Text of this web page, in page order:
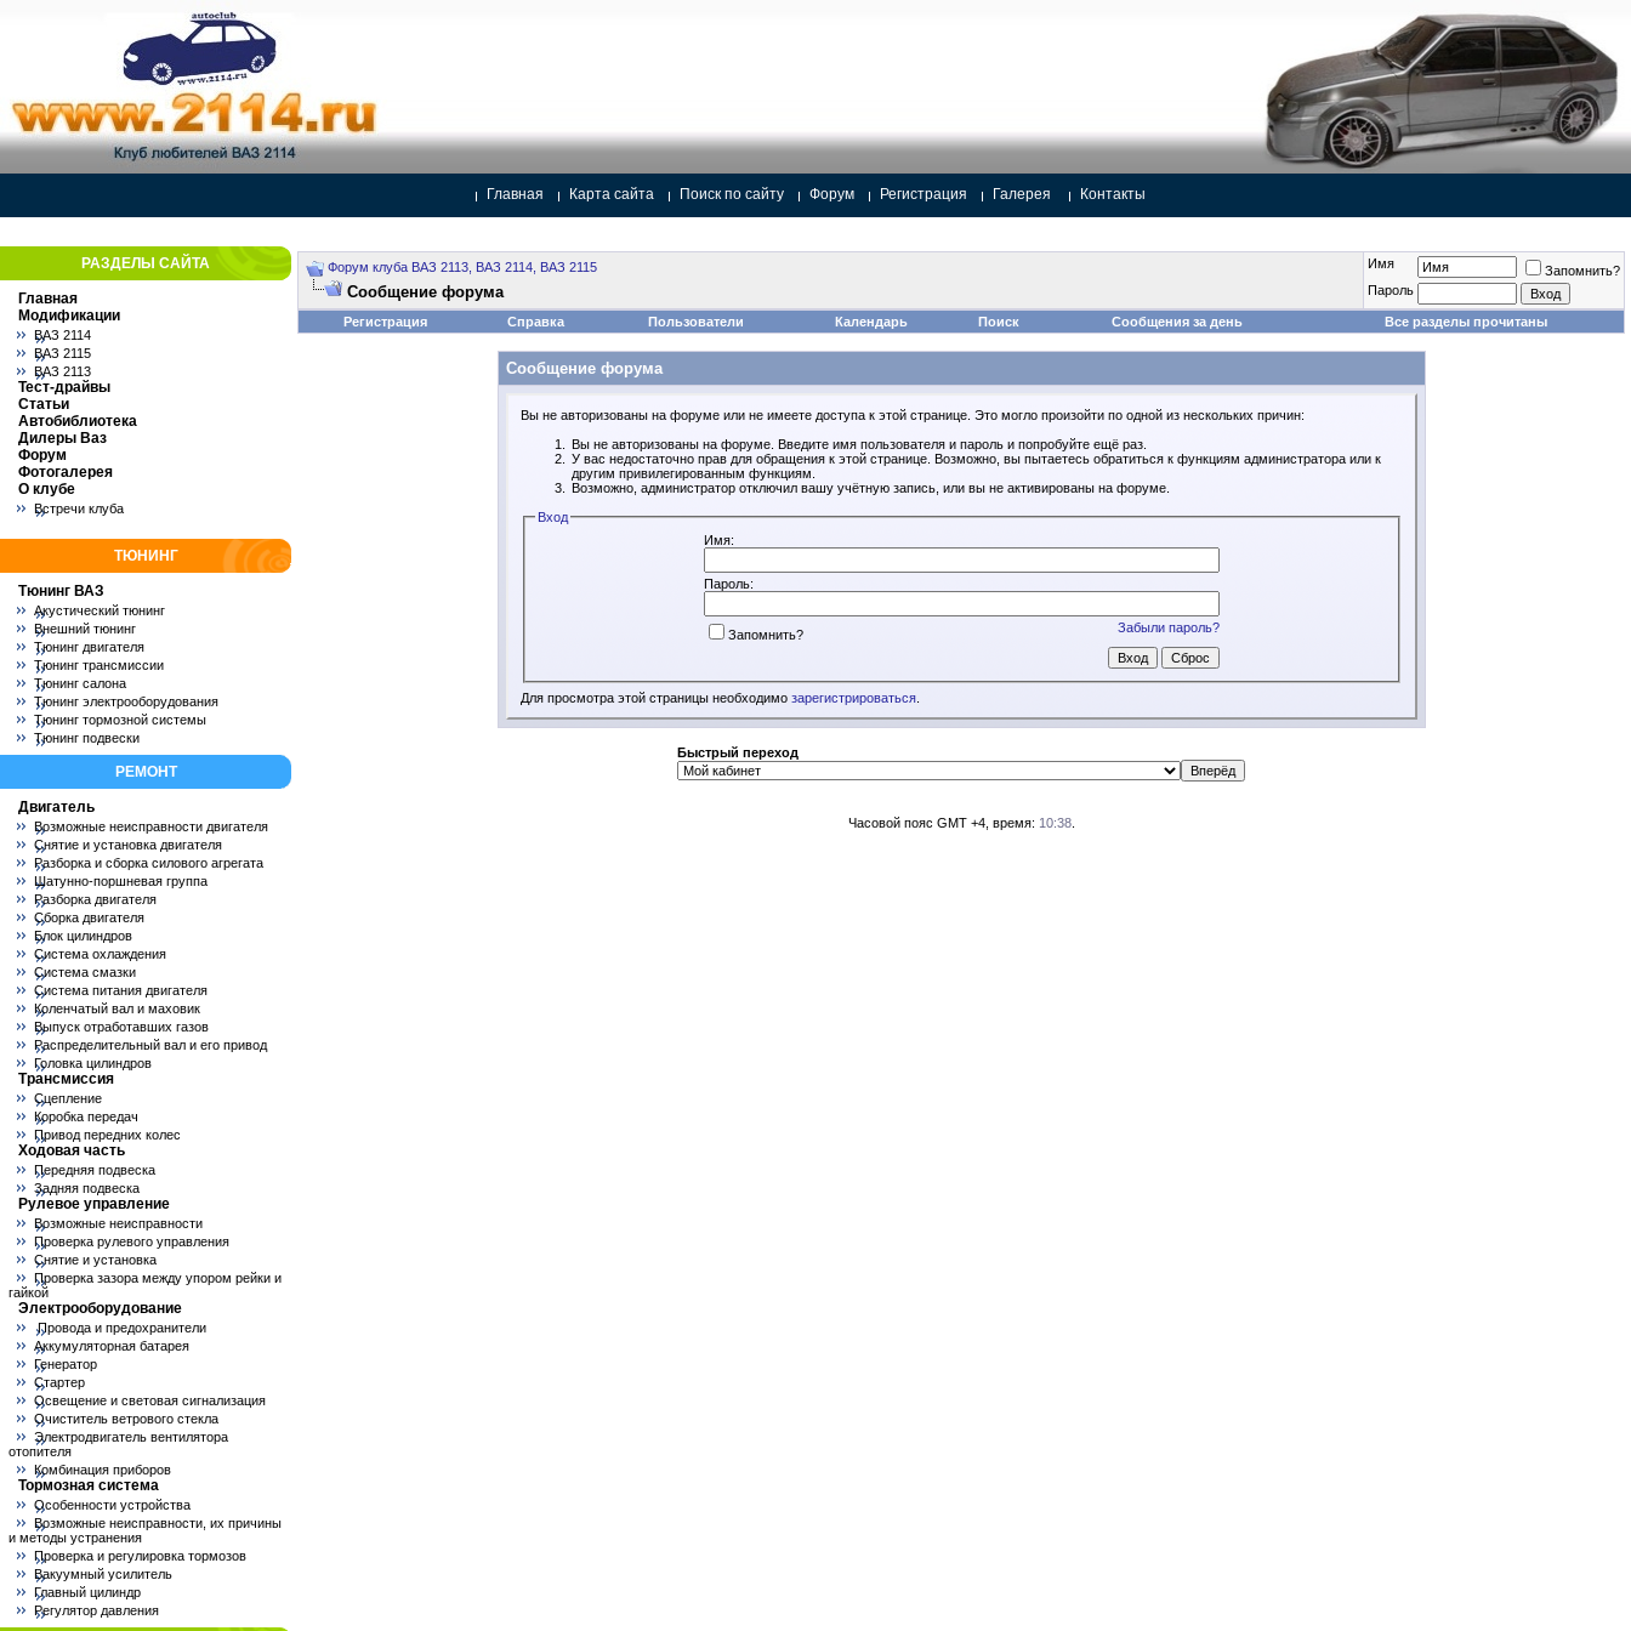
Главная Карта сайта Поиск по сайту Форум Регистрация Галерея Контакты
РАЗДЕЛЫ САЙТА
Главная
Модификации
ВАЗ 2114
ВАЗ 2115
ВАЗ 2113
Тест-драйвы
Статьи
Автобиблиотека
Дилеры Ваз
Форум
Фотогалерея
О клубе
Встречи клуба
ТЮНИНГ
Тюнинг ВАЗ
Акустический тюнинг
Внешний тюнинг
Тюнинг двигателя
Тюнинг трансмиссии
Тюнинг салона
Тюнинг электрооборудования
Тюнинг тормозной системы
Тюнинг подвески
РЕМОНТ
Двигатель
Возможные неисправности двигателя
Снятие и установка двигателя
Разборка и сборка силового агрегата
Шатунно-поршневая группа
Разборка двигателя
Сборка двигателя
Блок цилиндров
Система охлаждения
Система смазки
Система питания двигателя
Коленчатый вал и маховик
Выпуск отработавших газов
Распределительный вал и его привод
Головка цилиндров
Трансмиссия
Сцепление
Коробка передач
Привод передних колес
Ходовая часть
Передняя подвеска
Задняя подвеска
Рулевое управление
Возможные неисправности
Проверка рулевого управления
Снятие и установка
Проверка зазора между упором рейки и
гайкой
Электрооборудование
Провода и предохранители
Аккумуляторная батарея
Генератор
Стартер
Освещение и световая сигнализация
Очиститель ветрового стекла
Электродвигатель вентилятора
отопителя
Комбинация приборов
Тормозная система
Особенности устройства
Возможные неисправности, их причины
и методы устранения
Проверка и регулировка тормозов
Вакуумный усилитель
Главный цилиндр
Регулятор давления
Форум клуба ВАЗ 2113, ВАЗ 2114, ВАЗ 2115
Сообщение форума
Имя
Запомнить?
Пароль
Регистрация Справка Пользователи Календарь Поиск Сообщения за день Все разделы прочитаны
Сообщение форума
Вы не авторизованы на форуме или не имеете доступа к этой странице. Это могло произойти по одной из нескольких причин:
Вы не авторизованы на форуме. Введите имя пользователя и пароль и попробуйте ещё раз.
У вас недостаточно прав для обращения к этой странице. Возможно, вы пытаетесь обратиться к функциям администратора или к
другим привилегированным функциям.
Возможно, администратор отключил вашу учётную запись, или вы не активированы на форуме.
Вход
Имя:
Пароль:
Забыли пароль?
Запомнить?
Для просмотра этой страницы необходимо зарегистрироваться.
Быстрый переход
Часовой пояс GMT +4, время: 10:38.